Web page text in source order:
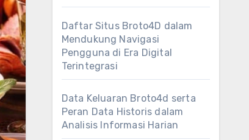
Daftar Situs Broto4D dalam
Mendukung Navigasi
Pengguna di Era Digital
Terintegrasi
Data Keluaran Broto4d serta
Peran Data Historis dalam
Analisis Informasi Harian